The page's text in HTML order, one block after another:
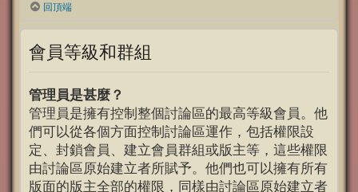
回頂端
會員等級和群組
管理員是甚麼？
管理員是擁有控制整個討論區的最高等級會員。他
們可以從各個方面控制討論區運作，包括權限設
定、封鎖會員、建立會員群組或版主等，這些權限
由討論區原始建立者所賦予。他們也可以擁有所有
版面的版主全部的權限，同樣由討論區原始建立者